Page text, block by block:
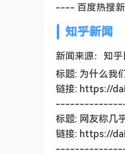
---- 百度热搜
知乎新闻
新闻来源：知
标题: 为什么我
链接: https://
标题: 网友称几
链接: https://